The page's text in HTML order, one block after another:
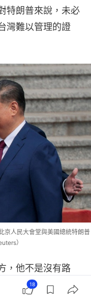
特朗普來說，未必
灣難以管理的證
京人民大會堂與美國總統特朗普
）
，他不是沒有路
不是沒有信念的政
樣走「衝突」路線
18